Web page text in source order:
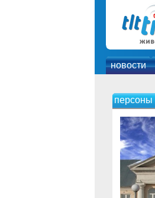
новости
персоны